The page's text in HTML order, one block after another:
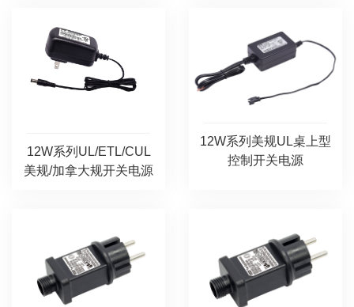
12W系列UL/ETL/CUL
美规/加拿大规开关电源
12W系列美规UL桌上型
控制开关电源